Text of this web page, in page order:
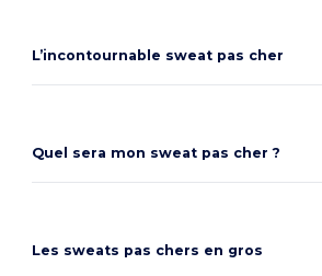
L’incontournable sweat pas cher
Quel sera mon sweat pas cher ?
Les sweats pas chers en gros